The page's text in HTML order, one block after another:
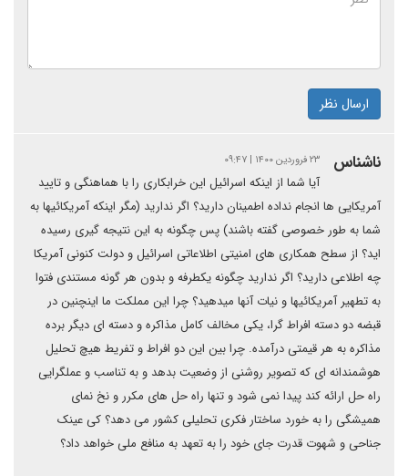
ارسال نظر
ناشناس ۲۳ فروردین ۱۴۰۰ | ۰۹:۴۷
آیا شما از اینکه اسرائیل این خرابکاری را با هماهنگی و تایید
آمریکایی ها انجام نداده اطمینان دارید؟ اگر ندارید (مگر اینکه آمریکائیها به
شما به طور خصوصی گفته باشند) پس چگونه به این نتیجه گیری رسیده
اید؟ از سطح همکاری های امنیتی اطلاعاتی اسرائیل و دولت کنونی آمریکا
چه اطلاعی دارید؟ اگر ندارید چگونه یکطرفه و بدون هر گونه مستندی فتوا
به تطهیر آمریکائیها و نیات آنها میدهید؟ چرا این مملکت ما اینچنین در
قبضه دو دسته افراط گرا، یکی مخالف کامل مذاکره و دسته ای دیگر برده
مذاکره به هر قیمتی درآمده. چرا بین این دو افراط و تفریط هیچ تحلیل
هوشمندانه ای که تصویر روشنی از وضعیت بدهد و به تناسب و عملگرایی
راه حل ارائه کند پیدا نمی شود و تنها راه حل های مکرر و نخ نمای
همیشگی را به خورد ساختار فکری تحلیلی کشور می دهد؟ کی عینک
جناحی و شهوت قدرت جای خود را به تعهد به منافع ملی خواهد داد؟